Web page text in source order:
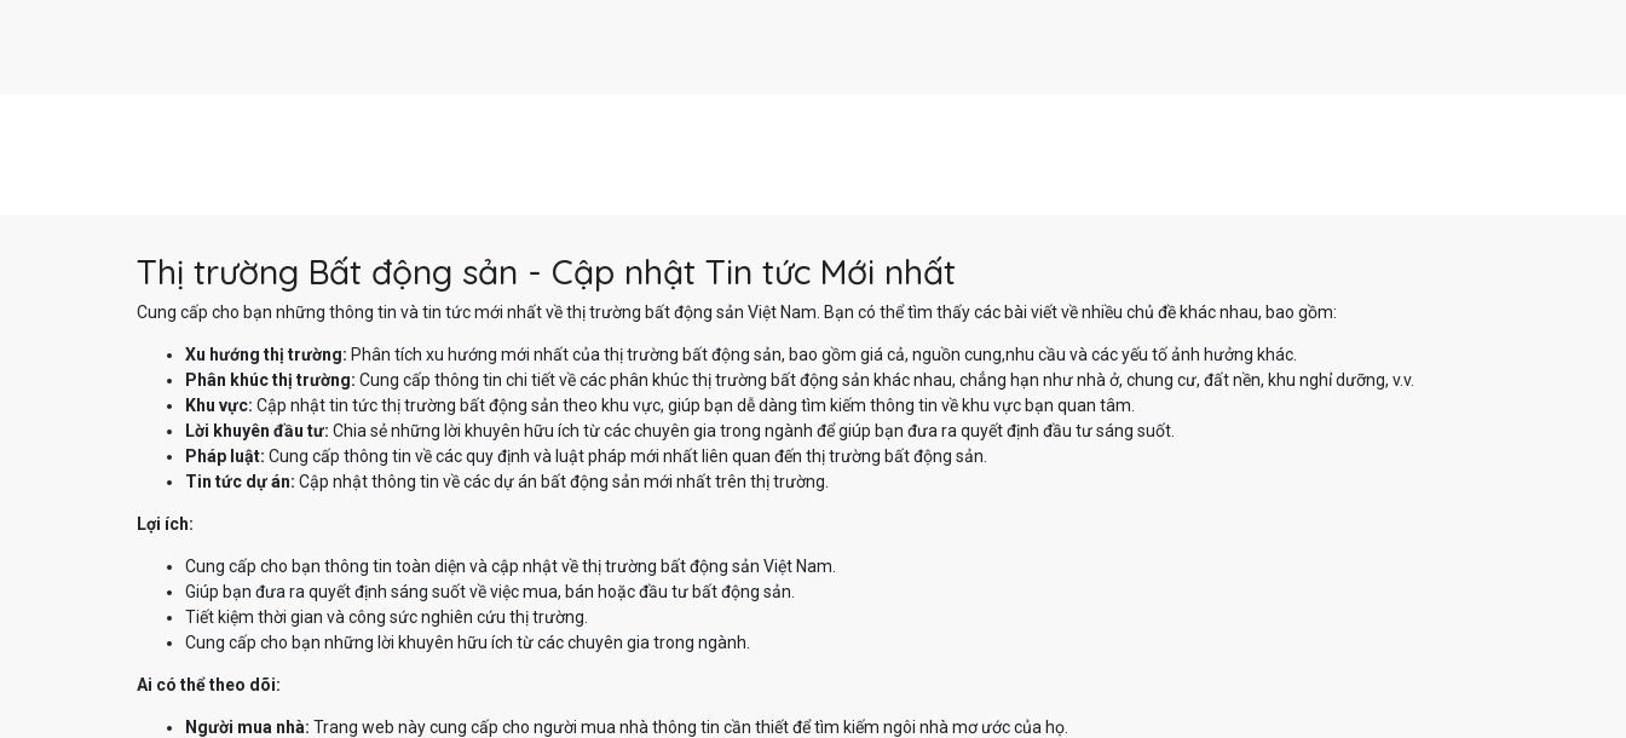
Thị trường Bất động sản - Cập nhật Tin tức Mới nhất
Cung cấp cho bạn những thông tin và tin tức mới nhất về thị trường bất động sản Việt Nam. Bạn có thể tìm thấy các bài viết về nhiều chủ đề khác nhau, bao gồm:
Xu hướng thị trường: Phân tích xu hướng mới nhất của thị trường bất động sản, bao gồm giá cả, nguồn cung,nhu cầu và các yếu tố ảnh hưởng khác.
Phân khúc thị trường: Cung cấp thông tin chi tiết về các phân khúc thị trường bất động sản khác nhau, chẳng hạn như nhà ở, chung cư, đất nền, khu nghỉ dưỡng, v.v.
Khu vực: Cập nhật tin tức thị trường bất động sản theo khu vực, giúp bạn dễ dàng tìm kiếm thông tin về khu vực bạn quan tâm.
Lời khuyên đầu tư: Chia sẻ những lời khuyên hữu ích từ các chuyên gia trong ngành để giúp bạn đưa ra quyết định đầu tư sáng suốt.
Pháp luật: Cung cấp thông tin về các quy định và luật pháp mới nhất liên quan đến thị trường bất động sản.
Tin tức dự án: Cập nhật thông tin về các dự án bất động sản mới nhất trên thị trường.
Lợi ích:
Cung cấp cho bạn thông tin toàn diện và cập nhật về thị trường bất động sản Việt Nam.
Giúp bạn đưa ra quyết định sáng suốt về việc mua, bán hoặc đầu tư bất động sản.
Tiết kiệm thời gian và công sức nghiên cứu thị trường.
Cung cấp cho bạn những lời khuyên hữu ích từ các chuyên gia trong ngành.
Ai có thể theo dõi:
Người mua nhà: Trang web này cung cấp cho người mua nhà thông tin cần thiết để tìm kiếm ngôi nhà mơ ước của họ.